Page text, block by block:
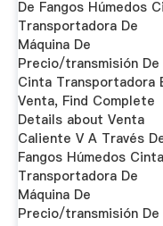
De Fangos Húmedos
Transportadora De
Máquina De
Precio/transmisión De
Cinta Transportadora
Venta, Find Complete
Details about Venta
Caliente V A Través
Fangos Húmedos Cinta
Transportadora De
Máquina De
Precio/transmisión De